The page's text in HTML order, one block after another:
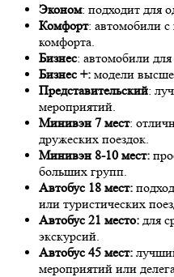
Эконом: подходит для
Комфорт: автомобили
комфорта.
Бизнес: автомобили
Бизнес +: модели
Представительский:
мероприятий.
Минивэн 7 мест:
дружеских поездок.
Минивэн 8-10 мест:
больших групп.
Автобус 18 мест:
или туристических
Автобус 21 место: для
экскурсий.
Автобус 45 мест:
мероприятий или